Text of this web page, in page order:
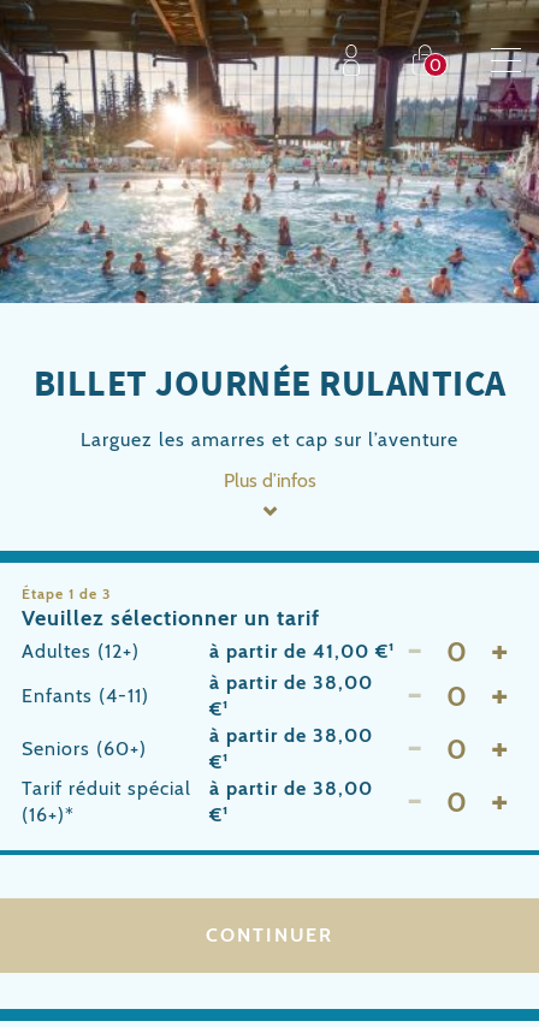
BILLET JOURNÉE RULANTICA
Larguez les amarres et cap sur l’aventure
Plus d’infos
Étape 1 de 3
Veuillez sélectionner un tarif
Adultes (12+) à partir de 41,00 €¹ - +
Enfants (4-11)
à partir de 38,00
€¹
- +
Seniors (60+)
à partir de 38,00
€¹
- +
Tarif réduit spécial
(16+)*
à partir de 38,00
€¹
- +
CONTINUER